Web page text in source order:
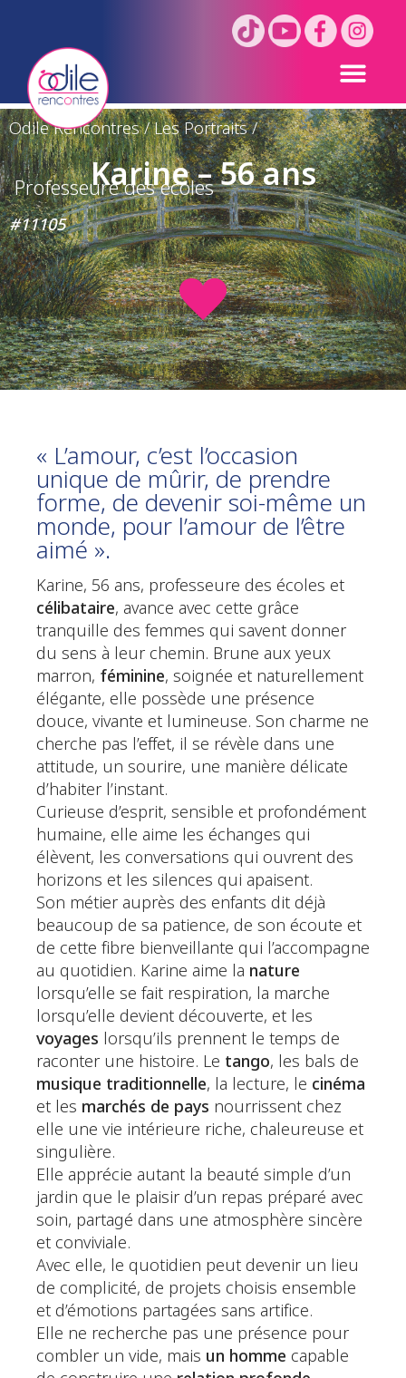
Odile Rencontres/Les Portraits/
Karine – 56 ans
Professeure des écoles
#11105
« L’amour, c’est l’occasion
unique de mûrir, de prendre
forme, de devenir soi-même un
monde, pour l’amour de l’être
aimé ».
Karine, 56 ans, professeure des écoles et
célibataire, avance avec cette grâce
tranquille des femmes qui savent donner
du sens à leur chemin. Brune aux yeux
marron, féminine, soignée et naturellement
élégante, elle possède une présence
douce, vivante et lumineuse. Son charme ne
cherche pas l’effet, il se révèle dans une
attitude, un sourire, une manière délicate
d’habiter l’instant.
Curieuse d’esprit, sensible et profondément
humaine, elle aime les échanges qui
élèvent, les conversations qui ouvrent des
horizons et les silences qui apaisent.
Son métier auprès des enfants dit déjà
beaucoup de sa patience, de son écoute et
de cette fibre bienveillante qui l’accompagne
au quotidien. Karine aime la nature
lorsqu’elle se fait respiration, la marche
lorsqu’elle devient découverte, et les
voyages lorsqu’ils prennent le temps de
raconter une histoire. Le tango, les bals de
musique traditionnelle, la lecture, le cinéma
et les marchés de pays nourrissent chez
elle une vie intérieure riche, chaleureuse et
singulière.
Elle apprécie autant la beauté simple d’un
jardin que le plaisir d’un repas préparé avec
soin, partagé dans une atmosphère sincère
et conviviale.
Avec elle, le quotidien peut devenir un lieu
de complicité, de projets choisis ensemble
et d’émotions partagées sans artifice.
Elle ne recherche pas une présence pour
combler un vide, mais un homme capable